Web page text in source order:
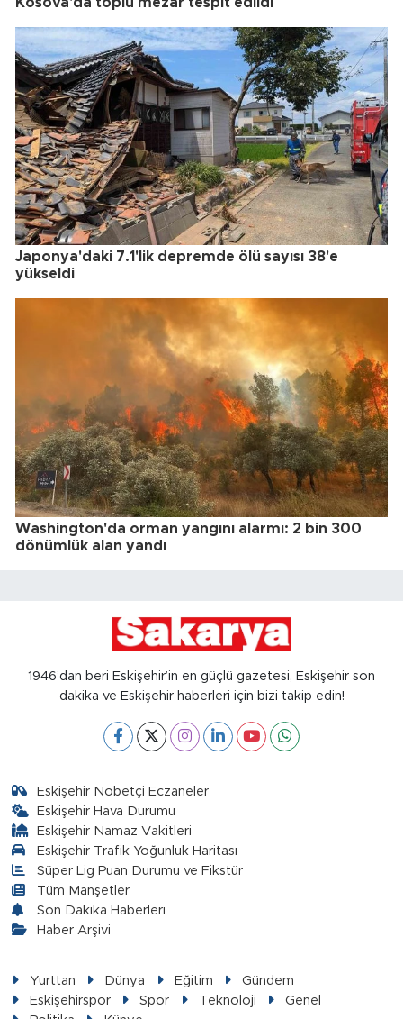
Japonya'daki 7.1'lik depremde ölü sayısı 38'e
yükseldi
Washington'da orman yangını alarmı: 2 bin 300
dönümlük alan yandı
1946’dan beri Eskişehir’in en güçlü gazetesi, Eskişehir son
dakika ve Eskişehir haberleri için bizi takip edin!
Eskişehir Nöbetçi Eczaneler
Eskişehir Hava Durumu
Eskişehir Namaz Vakitleri
Eskişehir Trafik Yoğunluk Haritası
Süper Lig Puan Durumu ve Fikstür
Tüm Manşetler
Son Dakika Haberleri
Haber Arşivi
Yurttan Dünya Eğitim
Gündem
Eskişehirspor
Spor Teknoloji
Genel